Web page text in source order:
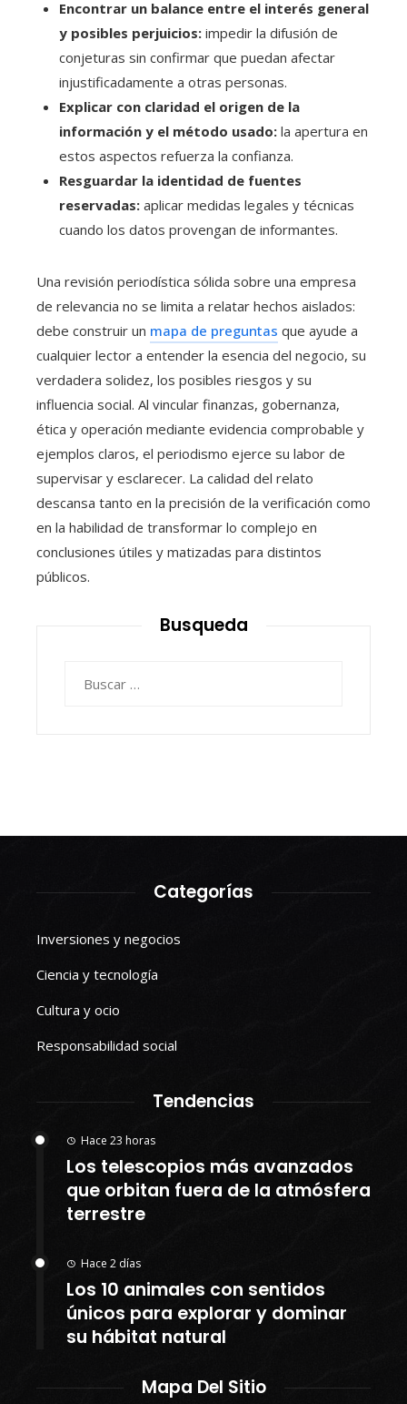
Encontrar un balance entre el interés general
y posibles perjuicios: impedir la difusión de
conjeturas sin confirmar que puedan afectar
injustificadamente a otras personas.
Explicar con claridad el origen de la
información y el método usado: la apertura en
estos aspectos refuerza la confianza.
Resguardar la identidad de fuentes
reservadas: aplicar medidas legales y técnicas
cuando los datos provengan de informantes.
Una revisión periodística sólida sobre una empresa
de relevancia no se limita a relatar hechos aislados:
debe construir un mapa de preguntas que ayude a
cualquier lector a entender la esencia del negocio, su
verdadera solidez, los posibles riesgos y su
influencia social. Al vincular finanzas, gobernanza,
ética y operación mediante evidencia comprobable y
ejemplos claros, el periodismo ejerce su labor de
supervisar y esclarecer. La calidad del relato
descansa tanto en la precisión de la verificación como
en la habilidad de transformar lo complejo en
conclusiones útiles y matizadas para distintos
públicos.
Busqueda
Categorías
Inversiones y negocios
Ciencia y tecnología
Cultura y ocio
Responsabilidad social
Tendencias
Hace 23 horas
Los telescopios más avanzados
que orbitan fuera de la atmósfera
terrestre
Hace 2 días
Los 10 animales con sentidos
únicos para explorar y dominar
su hábitat natural
Mapa Del Sitio